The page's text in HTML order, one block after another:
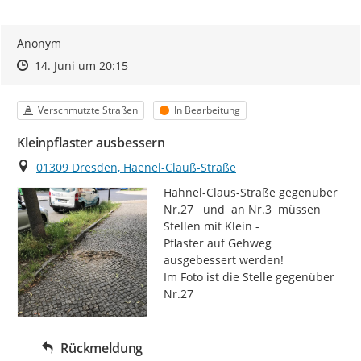
Anonym
Zeitpunkt des Erstellens
Zeitpunkt des Erstellens
14. Juni um 20:15Zur Äußerung
Kategorie
Verschmutzte Straßen Status
In Bearbeitung
Kleinpflaster ausbessern
Ort
01309 Dresden, Haenel-Clauß-Straße
Hähnel-Claus-Straße gegenüber
Nr.27   und  an Nr.3  müssen
Stellen mit Klein -
Pflaster auf Gehweg
ausgebessert werden!
Im Foto ist die Stelle gegenüber
Nr.27
Rückmeldung